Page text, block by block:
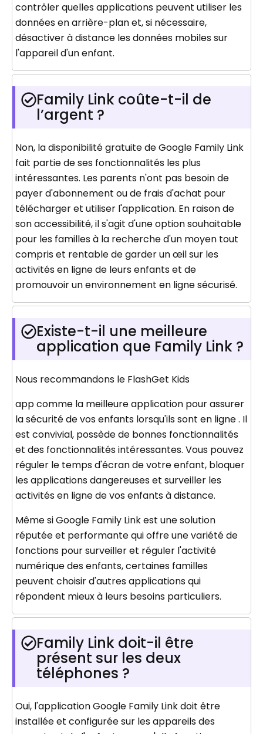
contrôler quelles applications peuvent utiliser les
données en arrière-plan et, si nécessaire,
désactiver à distance les données mobiles sur
l'appareil d'un enfant.
Family Link coûte-t-il de
l’argent ?
Non, la disponibilité gratuite de Google Family Link
fait partie de ses fonctionnalités les plus
intéressantes. Les parents n'ont pas besoin de
payer d'abonnement ou de frais d'achat pour
télécharger et utiliser l'application. En raison de
son accessibilité, il s'agit d'une option souhaitable
pour les familles à la recherche d'un moyen tout
compris et rentable de garder un œil sur les
activités en ligne de leurs enfants et de
promouvoir un environnement en ligne sécurisé.
Existe-t-il une meilleure
application que Family Link ?
Nous recommandons le FlashGet Kids
app comme la meilleure application pour assurer
la sécurité de vos enfants lorsqu'ils sont en ligne . Il
est convivial, possède de bonnes fonctionnalités
et des fonctionnalités intéressantes. Vous pouvez
réguler le temps d'écran de votre enfant, bloquer
les applications dangereuses et surveiller les
activités en ligne de vos enfants à distance.
Même si Google Family Link est une solution
réputée et performante qui offre une variété de
fonctions pour surveiller et réguler l'activité
numérique des enfants, certaines familles
peuvent choisir d'autres applications qui
répondent mieux à leurs besoins particuliers.
Family Link doit-il être
présent sur les deux
téléphones ?
Oui, l'application Google Family Link doit être
installée et configurée sur les appareils des